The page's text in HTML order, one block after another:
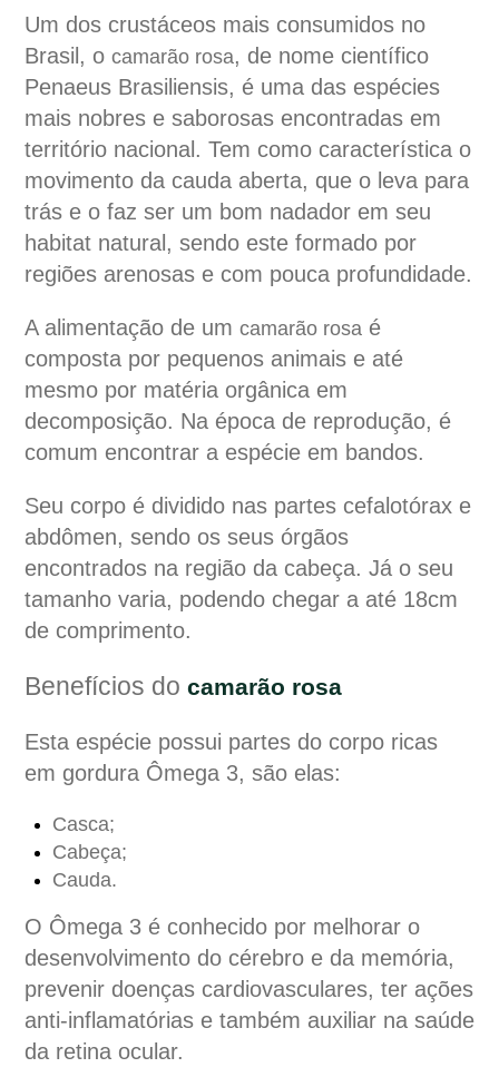
Um dos crustáceos mais consumidos no
Brasil, o camarão rosa, de nome científico
Penaeus Brasiliensis, é uma das espécies
mais nobres e saborosas encontradas em
território nacional. Tem como característica o
movimento da cauda aberta, que o leva para
trás e o faz ser um bom nadador em seu
habitat natural, sendo este formado por
regiões arenosas e com pouca profundidade.
A alimentação de um camarão rosa é
composta por pequenos animais e até
mesmo por matéria orgânica em
decomposição. Na época de reprodução, é
comum encontrar a espécie em bandos.
Seu corpo é dividido nas partes cefalotórax e
abdômen, sendo os seus órgãos
encontrados na região da cabeça. Já o seu
tamanho varia, podendo chegar a até 18cm
de comprimento.
Benefícios do camarão rosa
Esta espécie possui partes do corpo ricas
em gordura Ômega 3, são elas:
Casca;
Cabeça;
Cauda.
O Ômega 3 é conhecido por melhorar o
desenvolvimento do cérebro e da memória,
prevenir doenças cardiovasculares, ter ações
anti-inflamatórias e também auxiliar na saúde
da retina ocular.